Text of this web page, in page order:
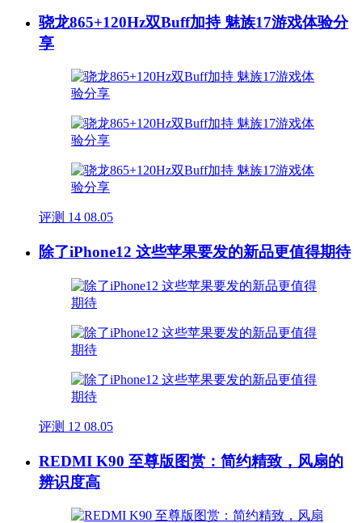
骁龙865+120Hz双Buff加持 魅族17游戏体验分
享
评测 14 08.05
除了iPhone12 这些苹果要发的新品更值得期待
评测 12 08.05
REDMI K90 至尊版图赏：简约精致，风扇的
辨识度高